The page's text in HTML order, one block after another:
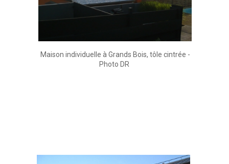
Maison individuelle à Grands Bois, tôle cintrée -
Photo DR